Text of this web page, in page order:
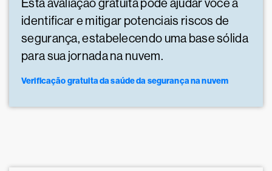
Esta avaliação gratuita pode ajudar você a
identificar e mitigar potenciais riscos de
segurança, estabelecendo uma base sólida
para sua jornada na nuvem.
Verificação gratuita da saúde da segurança na nuvem